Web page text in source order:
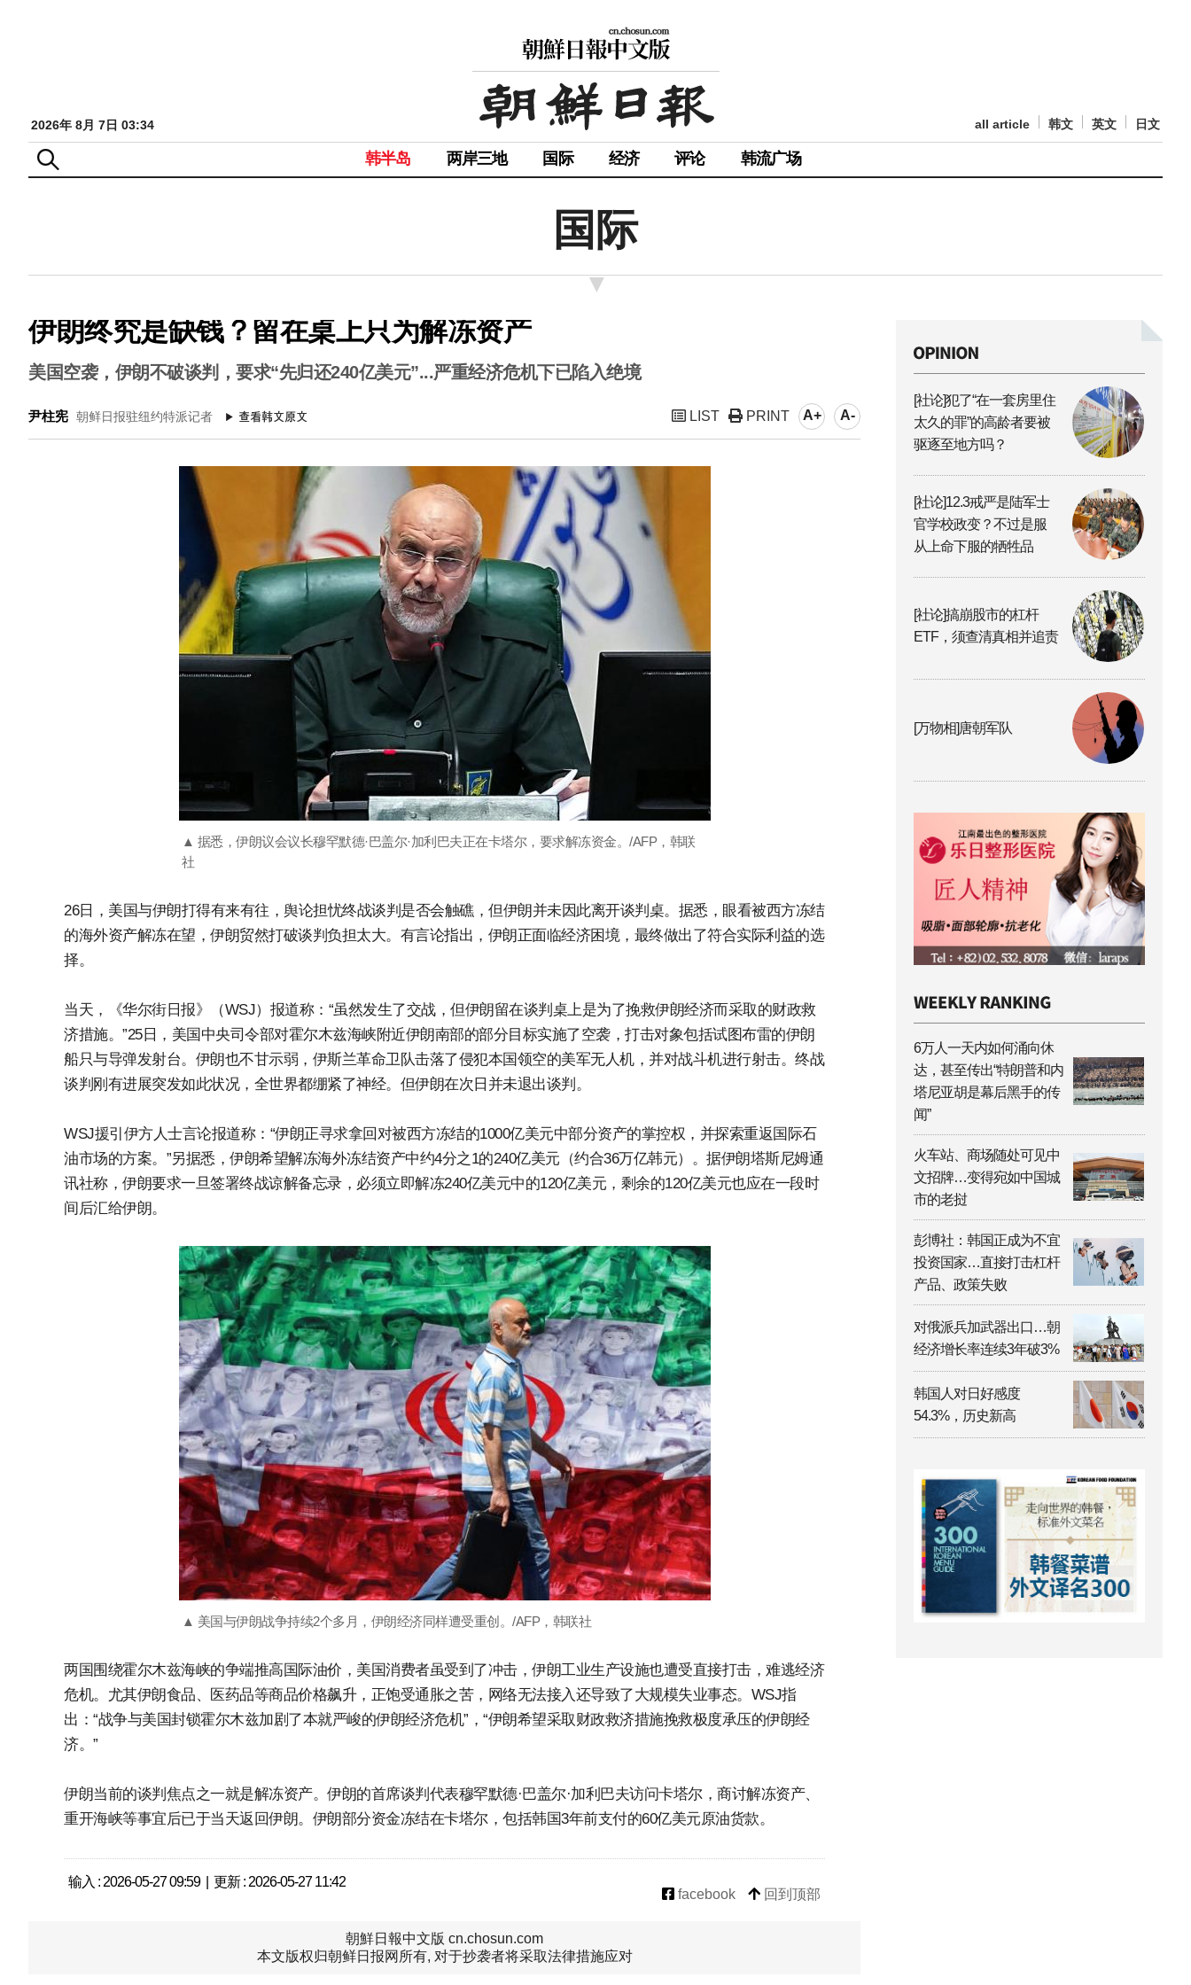
2026年 8月 7日 03:34 all article 韩文 英文 日文
韩半岛 两岸三地 国际 经济 评论 韩流广场
国际
伊朗终究是缺钱？留在桌上只为解冻资产
美国空袭，伊朗不破谈判，要求“先归还240亿美元”...严重经济危机下已陷入绝境
尹柱宪 朝鲜日报驻纽约特派记者 LIST PRINT A+ A-
▲ 据悉，伊朗议会议长穆罕默德·巴盖尔·加利巴夫正在卡塔尔，要求解冻资金。/AFP，韩联
社
26日，美国与伊朗打得有来有往，舆论担忧终战谈判是否会触礁，但伊朗并未因此离开谈判桌。据悉，眼看被西方冻结
的海外资产解冻在望，伊朗贸然打破谈判负担太大。有言论指出，伊朗正面临经济困境，最终做出了符合实际利益的选
择。
当天，《华尔街日报》（WSJ）报道称：“虽然发生了交战，但伊朗留在谈判桌上是为了挽救伊朗经济而采取的财政救
济措施。”25日，美国中央司令部对霍尔木兹海峡附近伊朗南部的部分目标实施了空袭，打击对象包括试图布雷的伊朗
船只与导弹发射台。伊朗也不甘示弱，伊斯兰革命卫队击落了侵犯本国领空的美军无人机，并对战斗机进行射击。终战
谈判刚有进展突发如此状况，全世界都绷紧了神经。但伊朗在次日并未退出谈判。
WSJ援引伊方人士言论报道称：“伊朗正寻求拿回对被西方冻结的1000亿美元中部分资产的掌控权，并探索重返国际石
油市场的方案。”另据悉，伊朗希望解冻海外冻结资产中约4分之1的240亿美元（约合36万亿韩元）。据伊朗塔斯尼姆通
讯社称，伊朗要求一旦签署终战谅解备忘录，必须立即解冻240亿美元中的120亿美元，剩余的120亿美元也应在一段时
间后汇给伊朗。
▲ 美国与伊朗战争持续2个多月，伊朗经济同样遭受重创。/AFP，韩联社
两国围绕霍尔木兹海峡的争端推高国际油价，美国消费者虽受到了冲击，伊朗工业生产设施也遭受直接打击，难逃经济
危机。尤其伊朗食品、医药品等商品价格飙升，正饱受通胀之苦，网络无法接入还导致了大规模失业事态。WSJ指
出：“战争与美国封锁霍尔木兹加剧了本就严峻的伊朗经济危机”，“伊朗希望采取财政救济措施挽救极度承压的伊朗经
济。”
伊朗当前的谈判焦点之一就是解冻资产。伊朗的首席谈判代表穆罕默德·巴盖尔·加利巴夫访问卡塔尔，商讨解冻资产、
重开海峡等事宜后已于当天返回伊朗。伊朗部分资金冻结在卡塔尔，包括韩国3年前支付的60亿美元原油货款。
输入 : 2026-05-27 09:59 | 更新 : 2026-05-27 11:42
facebook
回到顶部
朝鮮日報中文版 cn.chosun.com
本文版权归朝鲜日报网所有, 对于抄袭者将采取法律措施应对
[社论]犯了“在一套房里住
太久的罪”的高龄者要被
驱逐至地方吗？
[社论]12.3戒严是陆军士
官学校政变？不过是服
从上命下服的牺牲品
[社论]搞崩股市的杠杆
ETF，须查清真相并追责
[万物相]唐朝军队
6万人一天内如何涌向休
达，甚至传出“特朗普和内
塔尼亚胡是幕后黑手的传
闻”
火车站、商场随处可见中
文招牌…变得宛如中国城
市的老挝
彭博社：韩国正成为不宜
投资国家…直接打击杠杆
产品、政策失败
对俄派兵加武器出口…朝
经济增长率连续3年破3%
韩国人对日好感度
54.3%，历史新高